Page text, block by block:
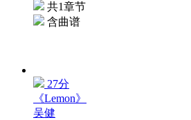
共1章节
含曲谱
27分
《Lemon》
吴健